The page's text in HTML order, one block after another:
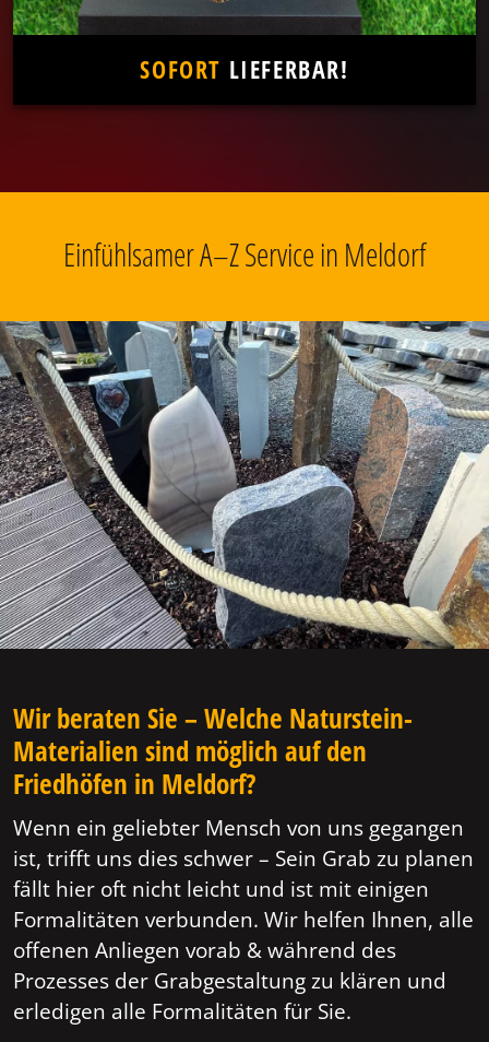
SOFORT LIEFERBAR!
Einfühlsamer A–Z Service in Meldorf
Wir beraten Sie – Welche Naturstein-
Materialien sind möglich auf den
Friedhöfen in Meldorf?
Wenn ein geliebter Mensch von uns gegangen
ist, trifft uns dies schwer – Sein Grab zu planen
fällt hier oft nicht leicht und ist mit einigen
Formalitäten verbunden. Wir helfen Ihnen, alle
offenen Anliegen vorab & während des
Prozesses der Grabgestaltung zu klären und
erledigen alle Formalitäten für Sie.